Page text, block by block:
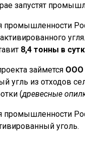
запустят
промышленности
8,4 тонны в
займется ООО
угль из отходов
(древесные
промышленности
уголь.